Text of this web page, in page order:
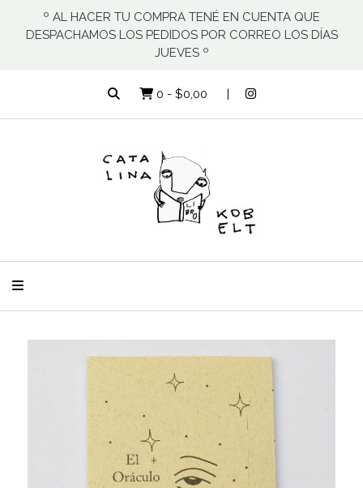
º AL HACER TU COMPRA TENÉ EN CUENTA QUE
DESPACHAMOS LOS PEDIDOS POR CORREO LOS DÍAS
JUEVES º
0 - $0,00